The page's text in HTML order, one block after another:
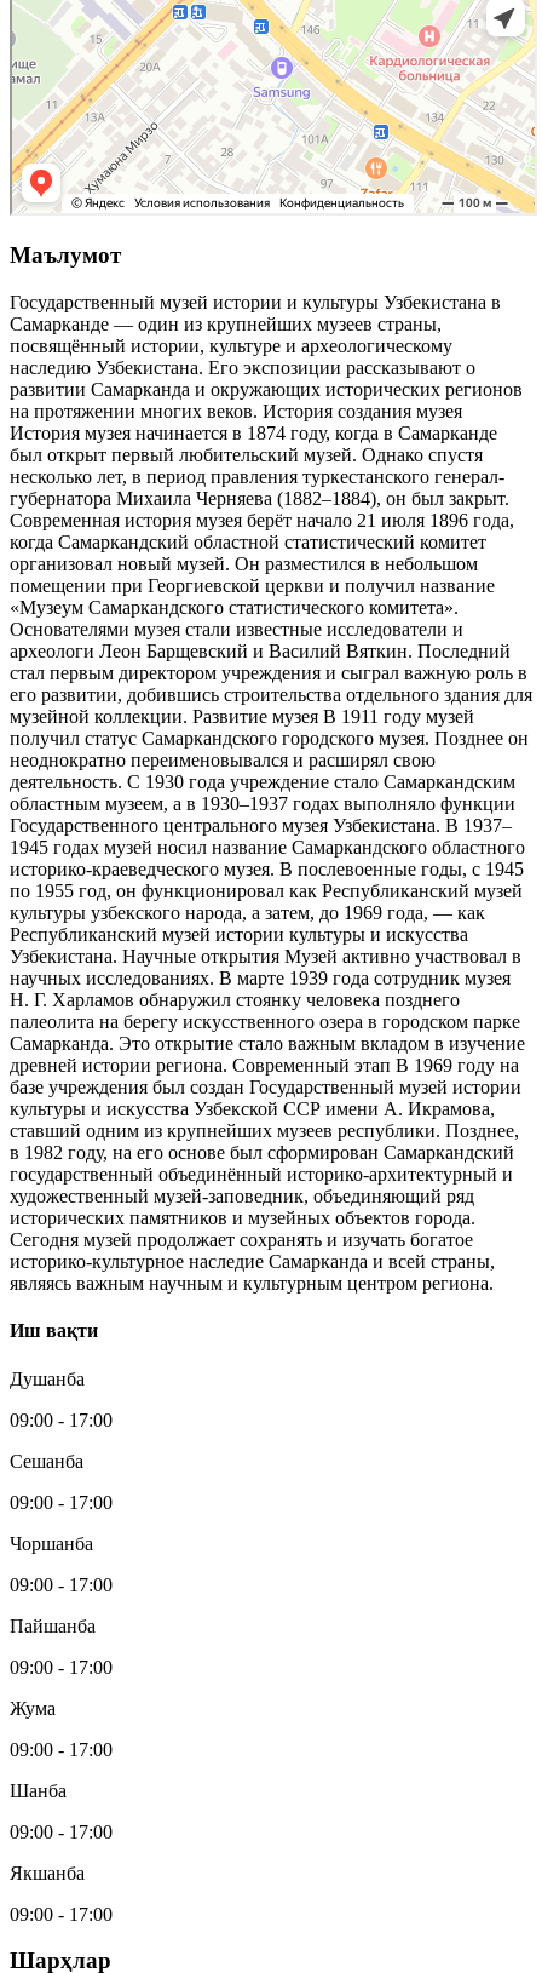
Маълумот
Государственный музей истории и культуры Узбекистана в
Самарканде — один из крупнейших музеев страны,
посвящённый истории, культуре и археологическому
наследию Узбекистана. Его экспозиции рассказывают о
развитии Самарканда и окружающих исторических регионов
на протяжении многих веков. История создания музея
История музея начинается в 1874 году, когда в Самарканде
был открыт первый любительский музей. Однако спустя
несколько лет, в период правления туркестанского генерал-
губернатора Михаила Черняева (1882–1884), он был закрыт.
Современная история музея берёт начало 21 июля 1896 года,
когда Самаркандский областной статистический комитет
организовал новый музей. Он разместился в небольшом
помещении при Георгиевской церкви и получил название
«Музеум Самаркандского статистического комитета».
Основателями музея стали известные исследователи и
археологи Леон Барщевский и Василий Вяткин. Последний
стал первым директором учреждения и сыграл важную роль в
его развитии, добившись строительства отдельного здания для
музейной коллекции. Развитие музея В 1911 году музей
получил статус Самаркандского городского музея. Позднее он
неоднократно переименовывался и расширял свою
деятельность. С 1930 года учреждение стало Самаркандским
областным музеем, а в 1930–1937 годах выполняло функции
Государственного центрального музея Узбекистана. В 1937–
1945 годах музей носил название Самаркандского областного
историко-краеведческого музея. В послевоенные годы, с 1945
по 1955 год, он функционировал как Республиканский музей
культуры узбекского народа, а затем, до 1969 года, — как
Республиканский музей истории культуры и искусства
Узбекистана. Научные открытия Музей активно участвовал в
научных исследованиях. В марте 1939 года сотрудник музея
Н. Г. Харламов обнаружил стоянку человека позднего
палеолита на берегу искусственного озера в городском парке
Самарканда. Это открытие стало важным вкладом в изучение
древней истории региона. Современный этап В 1969 году на
базе учреждения был создан Государственный музей истории
культуры и искусства Узбекской ССР имени А. Икрамова,
ставший одним из крупнейших музеев республики. Позднее,
в 1982 году, на его основе был сформирован Самаркандский
государственный объединённый историко-архитектурный и
художественный музей-заповедник, объединяющий ряд
исторических памятников и музейных объектов города.
Сегодня музей продолжает сохранять и изучать богатое
историко-культурное наследие Самарканда и всей страны,
являясь важным научным и культурным центром региона.
Иш вақти
Душанба
09:00 - 17:00
Сешанба
09:00 - 17:00
Чоршанба
09:00 - 17:00
Пайшанба
09:00 - 17:00
Жума
09:00 - 17:00
Шанба
09:00 - 17:00
Якшанба
09:00 - 17:00
Шарҳлар